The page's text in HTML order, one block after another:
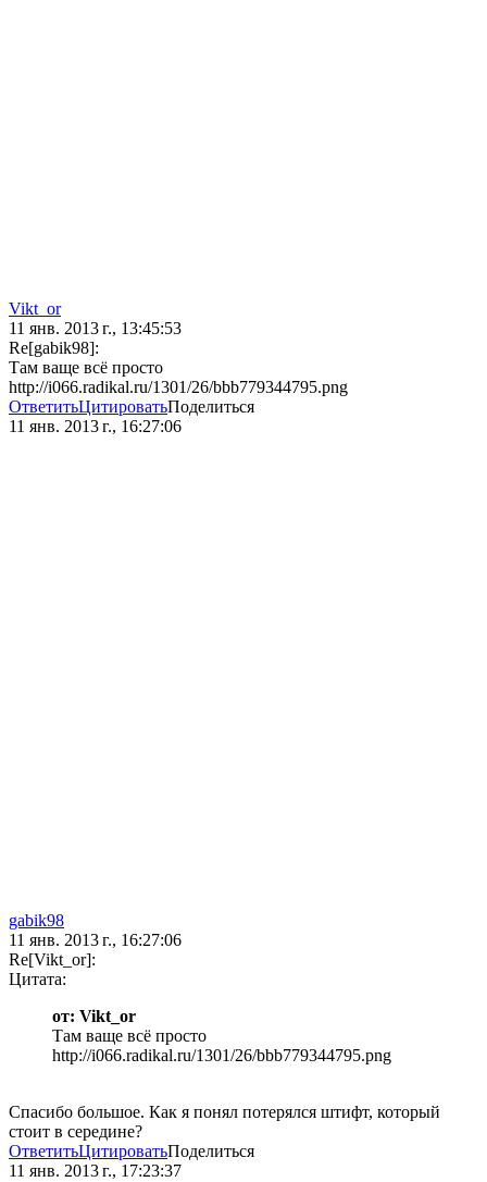
Vikt_or
11 янв. 2013 г., 13:45:53
Re[gabik98]:
Там ваще всё просто
http://i066.radikal.ru/1301/26/bbb779344795.png
ОтветитьЦитироватьПоделиться
11 янв. 2013 г., 16:27:06
gabik98
11 янв. 2013 г., 16:27:06
Re[Vikt_or]:
Цитата:
от: Vikt_or
Там ваще всё просто
http://i066.radikal.ru/1301/26/bbb779344795.png
Спасибо большое. Как я понял потерялся штифт, который
стоит в середине?
ОтветитьЦитироватьПоделиться
11 янв. 2013 г., 17:23:37